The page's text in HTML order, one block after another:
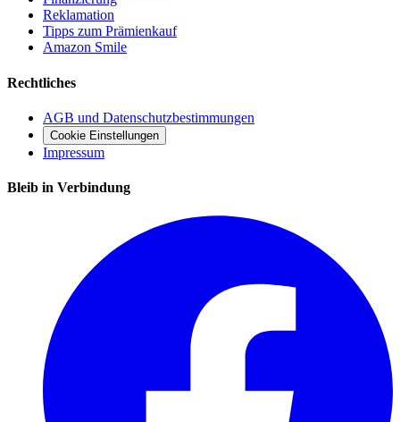
Reklamation
Tipps zum Prämienkauf
Amazon Smile
Rechtliches
AGB und Datenschutzbestimmungen
Cookie Einstellungen
Impressum
Bleib in Verbindung